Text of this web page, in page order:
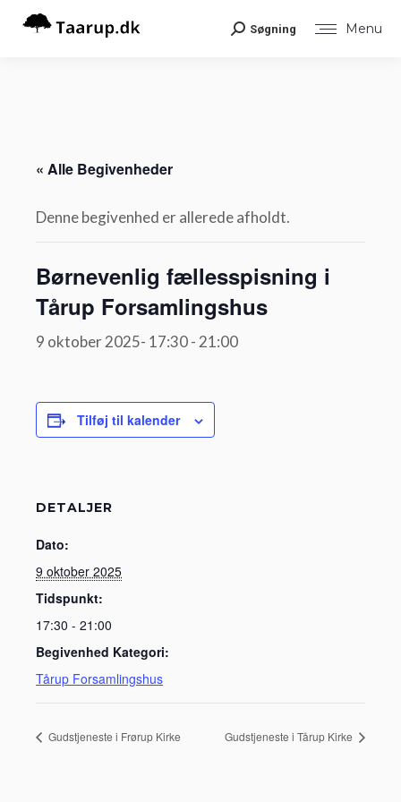
Menu
Search:
Søgning
« Alle Begivenheder
Denne begivenhed er allerede afholdt.
Børnevenlig fællesspisning i
Tårup Forsamlingshus
9 oktober 2025- 17:30- 21:00
Tilføj til kalender
DETALJER
Dato:
9 oktober 2025
Tidspunkt:
17:30 - 21:00
Begivenhed Kategori:
Tårup Forsamlingshus
Gudstjeneste i Frørup Kirke Gudstjeneste i Tårup Kirke